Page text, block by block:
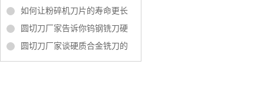
如何让粉碎机刀片的寿命更长
圆切刀厂家告诉你钨钢铣刀硬
圆切刀厂家谈硬质合金铣刀的